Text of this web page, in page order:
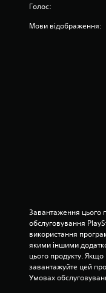
Голос:
Мови відображення:
Завантаження цього
обслуговування
використання
якими іншими
цього продукту.
завантажуйте цей
Умовах